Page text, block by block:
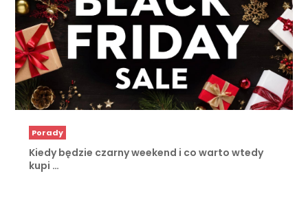
Porady
Kiedy będzie czarny weekend i co warto wtedy
kupi …